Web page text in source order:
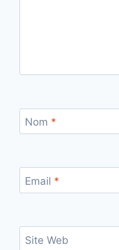
Nom *
Email *
Site Web